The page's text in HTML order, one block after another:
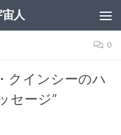
人
0
クインシーのハ
セージ”